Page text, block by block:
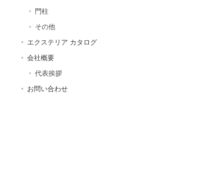
門柱
その他
エクステリア カタログ
会社概要
代表挨拶
お問い合わせ